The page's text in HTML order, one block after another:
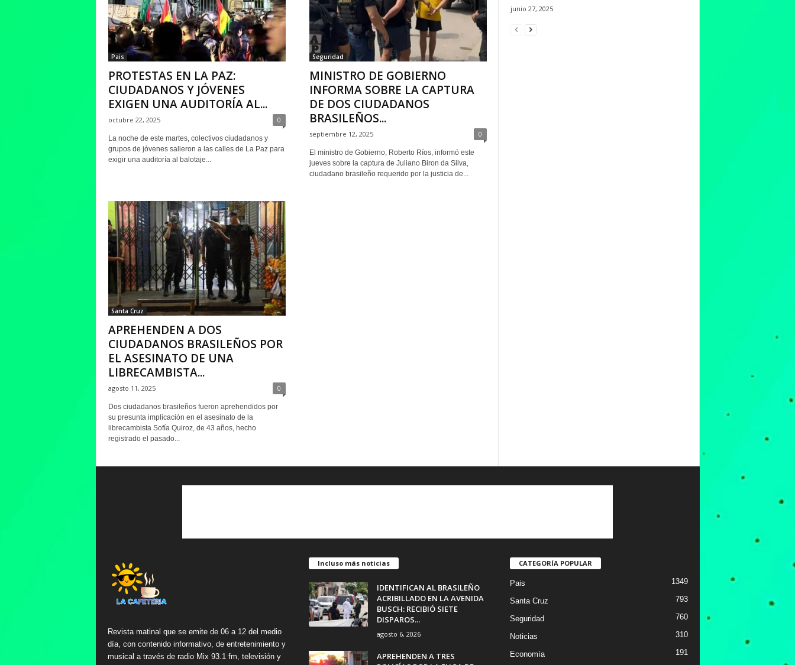
Pais
PROTESTAS EN LA PAZ:
CIUDADANOS Y JÓVENES
EXIGEN UNA AUDITORÍA AL...
octubre 22, 2025 0
La noche de este martes, colectivos ciudadanos y
grupos de jóvenes salieron a las calles de La Paz para
exigir una auditoría al balotaje...
Seguridad
MINISTRO DE GOBIERNO
INFORMA SOBRE LA CAPTURA
DE DOS CIUDADANOS
BRASILEÑOS...
septiembre 12, 2025 0
El ministro de Gobierno, Roberto Ríos, informó este
jueves sobre la captura de Juliano Biron da Silva,
ciudadano brasileño requerido por la justicia de...
Santa Cruz
APREHENDEN A DOS
CIUDADANOS BRASILEÑOS POR
EL ASESINATO DE UNA
LIBRECAMBISTA...
agosto 11, 2025 0
Dos ciudadanos brasileños fueron aprehendidos por
su presunta implicación en el asesinato de la
librecambista Sofía Quiroz, de 43 años, hecho
registrado el pasado...
junio 27, 2025
Revista matinal que se emite de 06 a 12 del medio
día, con contenido informativo, de entretenimiento y
musical a través de radio Mix 93.1 fm, televisión y
Incluso más noticias
IDENTIFICAN AL BRASILEÑO
ACRIBILLADO EN LA AVENIDA
BUSCH: RECIBIÓ SIETE
DISPAROS...
agosto 6, 2026
APREHENDEN A TRES
CATEGORÍA POPULAR
Pais 1349
Santa Cruz 793
Seguridad 760
Noticias 310
Economía 191